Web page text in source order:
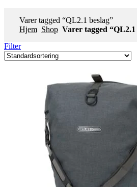
Varer tagged “QL2.1 beslag”
Hjem Shop Varer tagged “QL2.1
Filter